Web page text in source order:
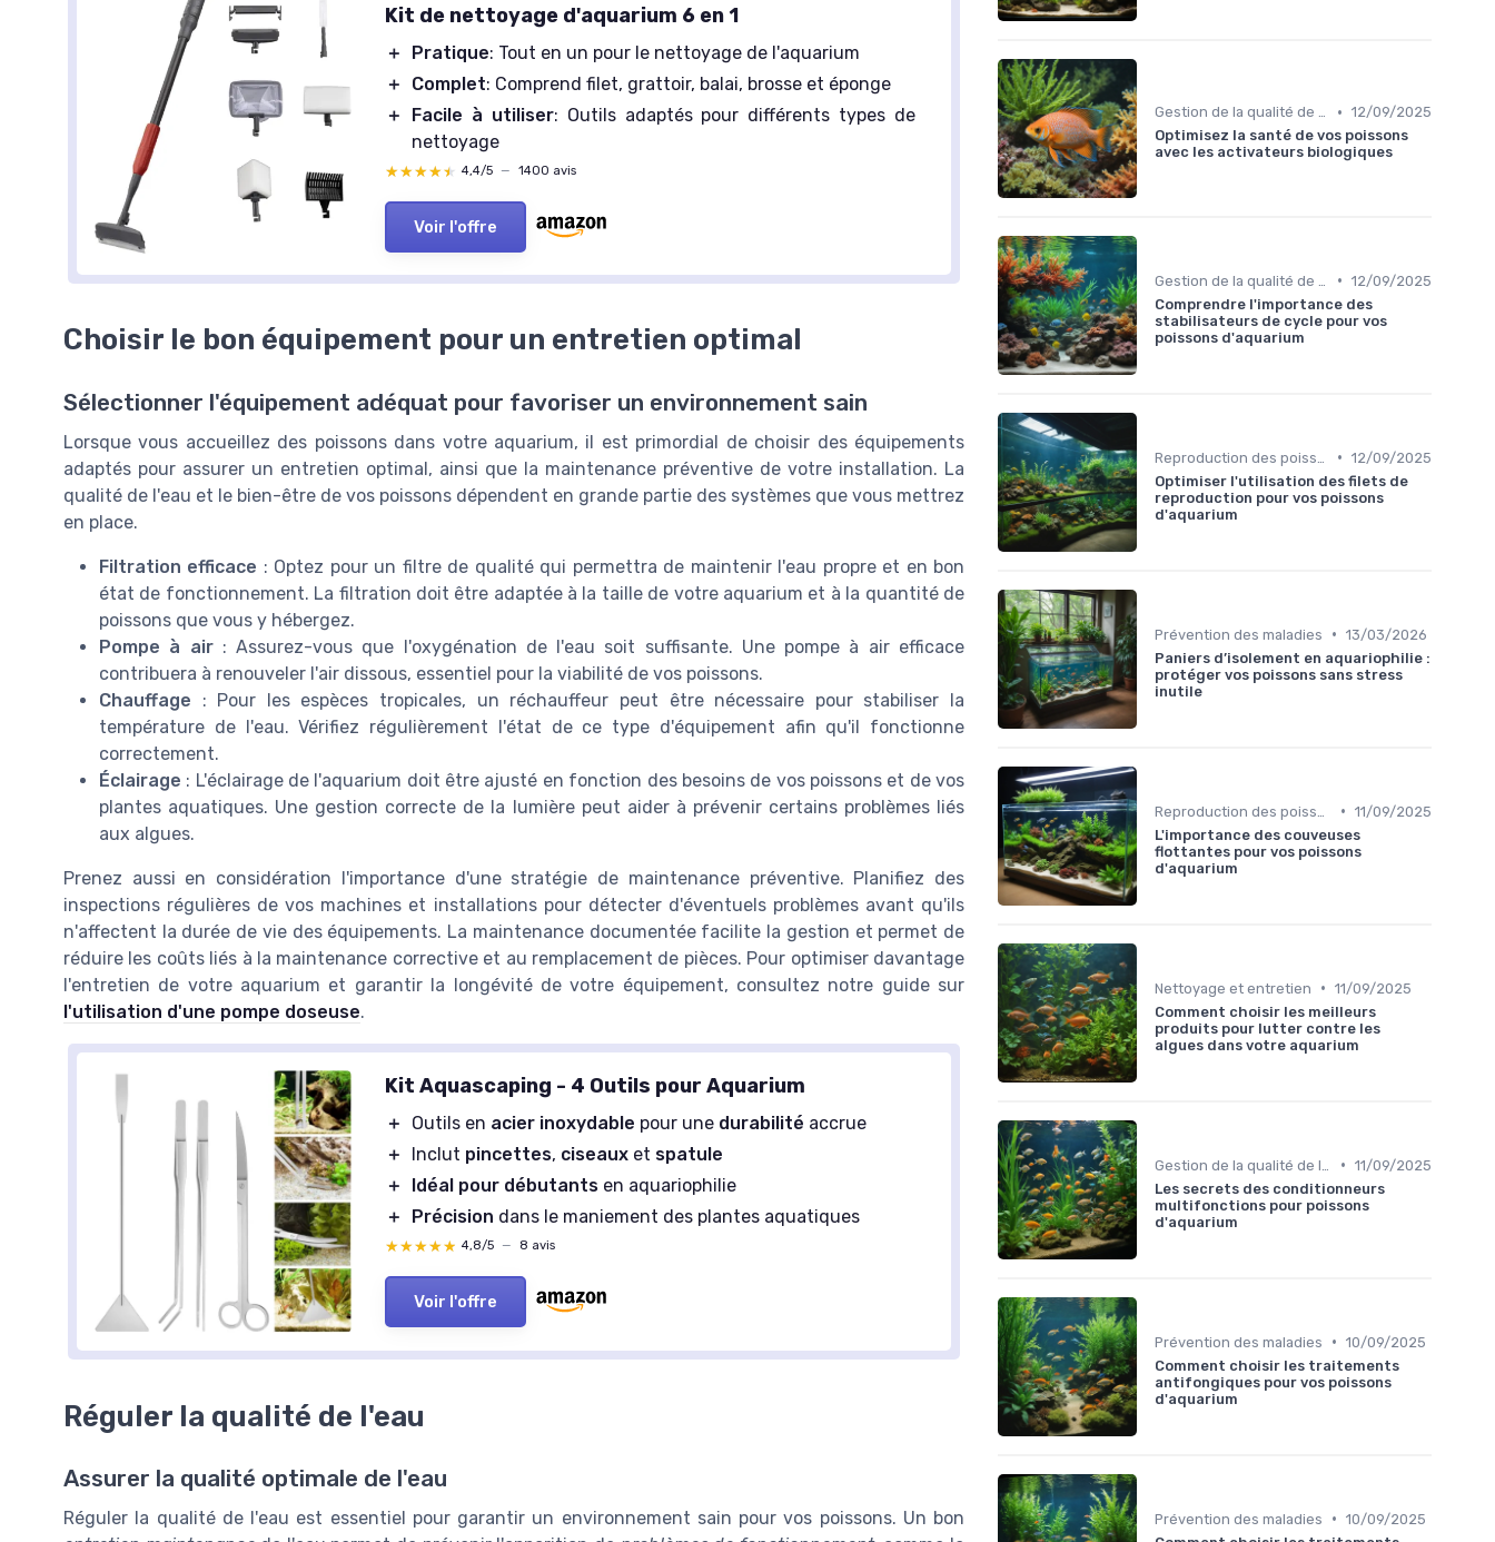
Kit de nettoyage d'aquarium 6 en 1
＋ Pratique: Tout en un pour le nettoyage de l'aquarium
＋
Complet: Comprend filet, grattoir, balai, brosse et éponge
＋
Facile à utiliser: Outils adaptés pour différents types de
nettoyage
★★★★★
★★★★★ 4,4/5 — 1400 avis
Voir l'offre
Choisir le bon équipement pour un entretien optimal
Sélectionner l'équipement adéquat pour favoriser un environnement sain
Lorsque vous accueillez des poissons dans votre aquarium, il est primordial de choisir des équipements
adaptés pour assurer un entretien optimal, ainsi que la maintenance préventive de votre installation. La
qualité de l'eau et le bien-être de vos poissons dépendent en grande partie des systèmes que vous mettrez
en place.
Filtration efficace : Optez pour un filtre de qualité qui permettra de maintenir l'eau propre et en bon
état de fonctionnement. La filtration doit être adaptée à la taille de votre aquarium et à la quantité de
poissons que vous y hébergez.
Pompe à air: Assurez-vous que l'oxygénation de l'eau soit suffisante. Une pompe à air efficace
contribuera à renouveler l'air dissous, essentiel pour la viabilité de vos poissons.
Chauffage : Pour les espèces tropicales, un réchauffeur peut être nécessaire pour stabiliser la
température de l'eau. Vérifiez régulièrement l'état de ce type d'équipement afin qu'il fonctionne
correctement.
Éclairage : L'éclairage de l'aquarium doit être ajusté en fonction des besoins de vos poissons et de vos
plantes aquatiques. Une gestion correcte de la lumière peut aider à prévenir certains problèmes liés
aux algues.
Prenez aussi en considération l'importance d'une stratégie de maintenance préventive. Planifiez des
inspections régulières de vos machines et installations pour détecter d'éventuels problèmes avant qu'ils
n'affectent la durée de vie des équipements. La maintenance documentée facilite la gestion et permet de
réduire les coûts liés à la maintenance corrective et au remplacement de pièces. Pour optimiser davantage
l'entretien de votre aquarium et garantir la longévité de votre équipement, consultez notre guide sur
l'utilisation d'une pompe doseuse.
Kit Aquascaping - 4 Outils pour Aquarium
＋ Outils en acier inoxydable pour une durabilité accrue
＋
Inclut pincettes, ciseaux et spatule
＋
Idéal pour débutants en aquariophilie
＋
Précision dans le maniement des plantes aquatiques
★★★★★
★★★★★ 4,8/5 — 8 avis
Voir l'offre
Réguler la qualité de l'eau
Assurer la qualité optimale de l'eau
Réguler la qualité de l'eau est essentiel pour garantir un environnement sain pour vos poissons. Un bon
Gestion de la qualité de l'eau • 12/09/2025
Optimisez la santé de vos poissons
avec les activateurs biologiques
• 12/09/2025
Comprendre l'importance des
stabilisateurs de cycle pour vos
poissons d'aquarium
• 12/09/2025
Optimiser l'utilisation des filets de
reproduction pour vos poissons
d'aquarium
Prévention des maladies • 13/03/2026
Paniers d’isolement en aquariophilie :
protéger vos poissons sans stress
inutile
• 11/09/2025
L'importance des couveuses
flottantes pour vos poissons
d'aquarium
Nettoyage et entretien • 11/09/2025
Comment choisir les meilleurs
produits pour lutter contre les
algues dans votre aquarium
• 11/09/2025
Les secrets des conditionneurs
multifonctions pour poissons
d'aquarium
Prévention des maladies • 10/09/2025
Comment choisir les traitements
antifongiques pour vos poissons
d'aquarium
Prévention des maladies • 10/09/2025